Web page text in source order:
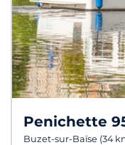
Penichette
Buzet-sur-Baïse (34